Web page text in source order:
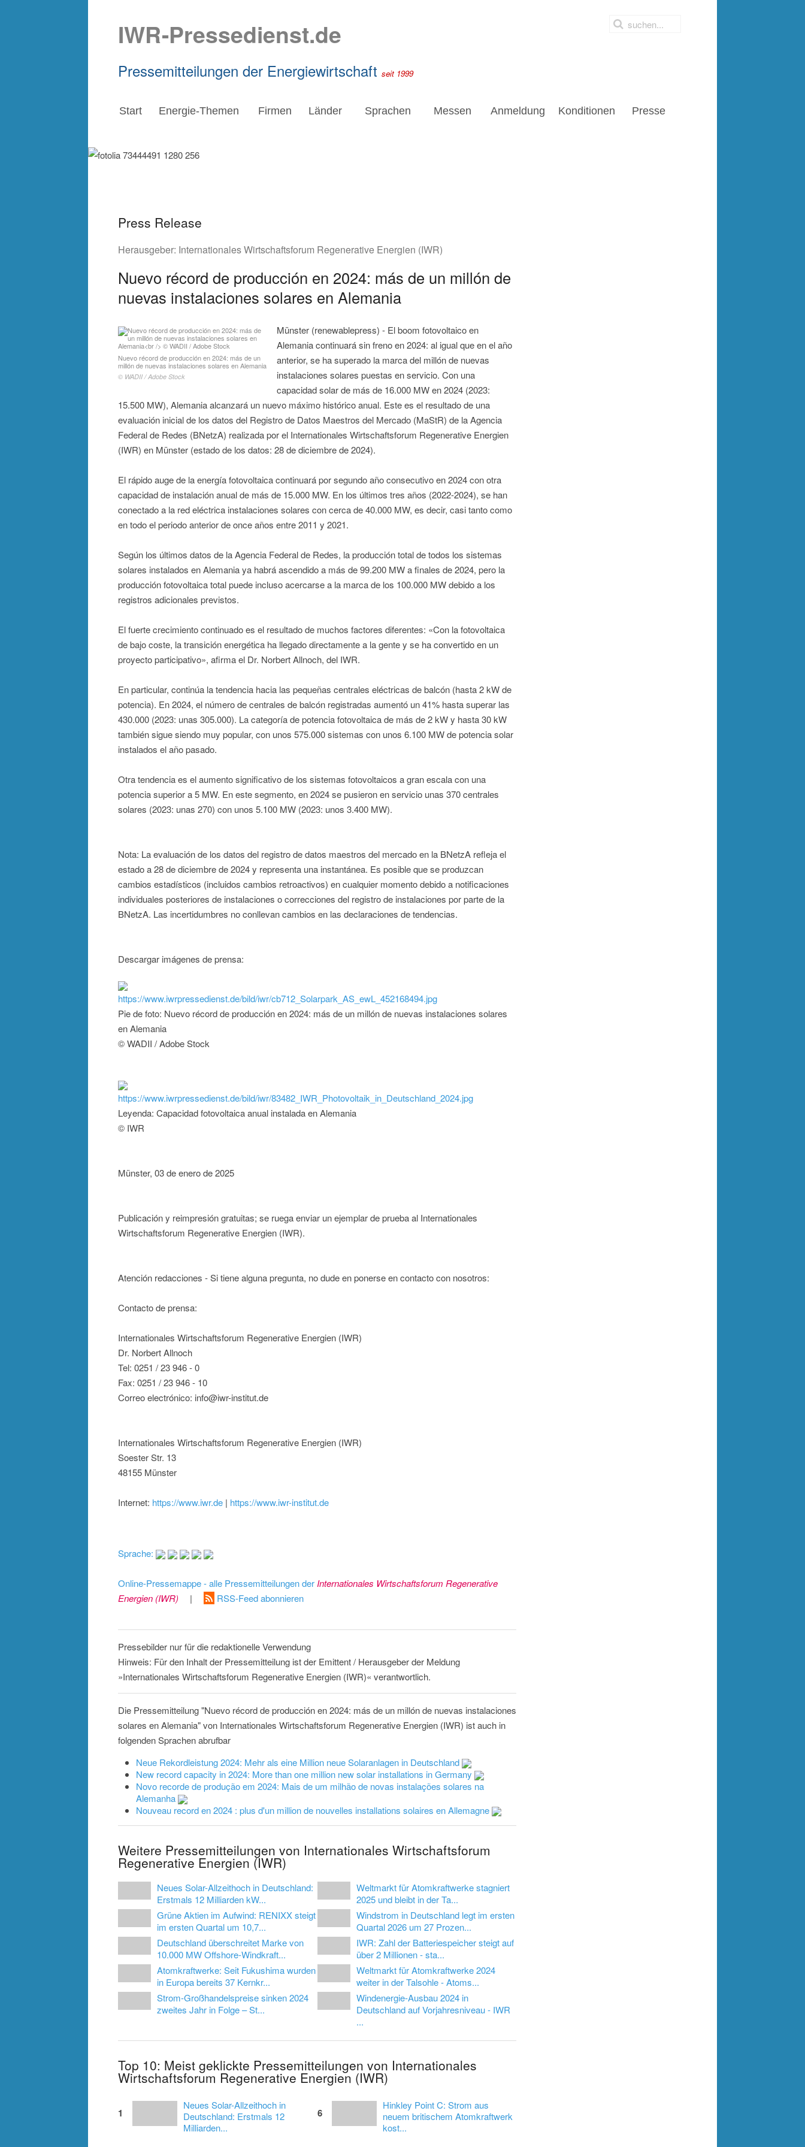
IWR-Pressedienst.de
Pressemitteilungen der Energiewirtschaft seit 1999
Start Energie-Themen Firmen Länder Sprachen Messen Anmeldung Konditionen Presse
Press Release
Herausgeber: Internationales Wirtschaftsforum Regenerative Energien (IWR)
Nuevo récord de producción en 2024: más de un millón de
nuevas instalaciones solares en Alemania
Nuevo récord de producción en 2024: más de un
millón de nuevas instalaciones solares en Alemania
© WADII / Adobe Stock
Münster (renewablepress) - El boom fotovoltaico en
Alemania continuará sin freno en 2024: al igual que en el año
anterior, se ha superado la marca del millón de nuevas
instalaciones solares puestas en servicio. Con una
capacidad solar de más de 16.000 MW en 2024 (2023:
15.500 MW), Alemania alcanzará un nuevo máximo histórico anual. Este es el resultado de una
evaluación inicial de los datos del Registro de Datos Maestros del Mercado (MaStR) de la Agencia
Federal de Redes (BNetzA) realizada por el Internationales Wirtschaftsforum Regenerative Energien
(IWR) en Münster (estado de los datos: 28 de diciembre de 2024).
El rápido auge de la energía fotovoltaica continuará por segundo año consecutivo en 2024 con otra
capacidad de instalación anual de más de 15.000 MW. En los últimos tres años (2022-2024), se han
conectado a la red eléctrica instalaciones solares con cerca de 40.000 MW, es decir, casi tanto como
en todo el periodo anterior de once años entre 2011 y 2021.
Según los últimos datos de la Agencia Federal de Redes, la producción total de todos los sistemas
solares instalados en Alemania ya habrá ascendido a más de 99.200 MW a finales de 2024, pero la
producción fotovoltaica total puede incluso acercarse a la marca de los 100.000 MW debido a los
registros adicionales previstos.
El fuerte crecimiento continuado es el resultado de muchos factores diferentes: «Con la fotovoltaica
de bajo coste, la transición energética ha llegado directamente a la gente y se ha convertido en un
proyecto participativo», afirma el Dr. Norbert Allnoch, del IWR.
En particular, continúa la tendencia hacia las pequeñas centrales eléctricas de balcón (hasta 2 kW de
potencia). En 2024, el número de centrales de balcón registradas aumentó un 41% hasta superar las
430.000 (2023: unas 305.000). La categoría de potencia fotovoltaica de más de 2 kW y hasta 30 kW
también sigue siendo muy popular, con unos 575.000 sistemas con unos 6.100 MW de potencia solar
instalados el año pasado.
Otra tendencia es el aumento significativo de los sistemas fotovoltaicos a gran escala con una
potencia superior a 5 MW. En este segmento, en 2024 se pusieron en servicio unas 370 centrales
solares (2023: unas 270) con unos 5.100 MW (2023: unos 3.400 MW).
Nota: La evaluación de los datos del registro de datos maestros del mercado en la BNetzA refleja el
estado a 28 de diciembre de 2024 y representa una instantánea. Es posible que se produzcan
cambios estadísticos (incluidos cambios retroactivos) en cualquier momento debido a notificaciones
individuales posteriores de instalaciones o correcciones del registro de instalaciones por parte de la
BNetzA. Las incertidumbres no conllevan cambios en las declaraciones de tendencias.
Descargar imágenes de prensa:
https://www.iwrpressedienst.de/bild/iwr/cb712_Solarpark_AS_ewL_452168494.jpg
Pie de foto: Nuevo récord de producción en 2024: más de un millón de nuevas instalaciones solares
en Alemania
© WADII / Adobe Stock
https://www.iwrpressedienst.de/bild/iwr/83482_IWR_Photovoltaik_in_Deutschland_2024.jpg
Leyenda: Capacidad fotovoltaica anual instalada en Alemania
© IWR
Münster, 03 de enero de 2025
Publicación y reimpresión gratuitas; se ruega enviar un ejemplar de prueba al Internationales
Wirtschaftsforum Regenerative Energien (IWR).
Atención redacciones - Si tiene alguna pregunta, no dude en ponerse en contacto con nosotros:
Contacto de prensa:
Internationales Wirtschaftsforum Regenerative Energien (IWR)
Dr. Norbert Allnoch
Tel: 0251 / 23 946 - 0
Fax: 0251 / 23 946 - 10
Correo electrónico: info@iwr-institut.de
Internationales Wirtschaftsforum Regenerative Energien (IWR)
Soester Str. 13
48155 Münster
Internet: https://www.iwr.de | https://www.iwr-institut.de
Sprache:
Online-Pressemappe - alle Pressemitteilungen der Internationales Wirtschaftsforum Regenerative
Energien (IWR)
| RSS-Feed abonnieren
Pressebilder nur für die redaktionelle Verwendung
Hinweis: Für den Inhalt der Pressemitteilung ist der Emittent / Herausgeber der Meldung
»Internationales Wirtschaftsforum Regenerative Energien (IWR)« verantwortlich.
Die Pressemitteilung "Nuevo récord de producción en 2024: más de un millón de nuevas instalaciones
solares en Alemania" von Internationales Wirtschaftsforum Regenerative Energien (IWR) ist auch in
folgenden Sprachen abrufbar
Neue Rekordleistung 2024: Mehr als eine Million neue Solaranlagen in Deutschland
New record capacity in 2024: More than one million new solar installations in Germany
Novo recorde de produção em 2024: Mais de um milhão de novas instalações solares na
Alemanha
Nouveau record en 2024 : plus d'un million de nouvelles installations solaires en Allemagne
Weitere Pressemitteilungen von Internationales Wirtschaftsforum
Regenerative Energien (IWR)
Neues Solar-Allzeithoch in Deutschland:
Erstmals 12 Milliarden kW...
Weltmarkt für Atomkraftwerke stagniert
2025 und bleibt in der Ta...
Grüne Aktien im Aufwind: RENIXX steigt
im ersten Quartal um 10,7...
Windstrom in Deutschland legt im ersten
Quartal 2026 um 27 Prozen...
Deutschland überschreitet Marke von
10.000 MW Offshore-Windkraft...
IWR: Zahl der Batteriespeicher steigt auf
über 2 Millionen - sta...
Atomkraftwerke: Seit Fukushima wurden
in Europa bereits 37 Kernkr...
Weltmarkt für Atomkraftwerke 2024
weiter in der Talsohle - Atoms...
Strom-Großhandelspreise sinken 2024
zweites Jahr in Folge – St...
Windenergie-Ausbau 2024 in
Deutschland auf Vorjahresniveau - IWR
...
Top 10: Meist geklickte Pressemitteilungen von Internationales
Wirtschaftsforum Regenerative Energien (IWR)
1
Neues Solar-Allzeithoch in
Deutschland: Erstmals 12
Milliarden...
6
Hinkley Point C: Strom aus
neuem britischem Atomkraftwerk
kost...